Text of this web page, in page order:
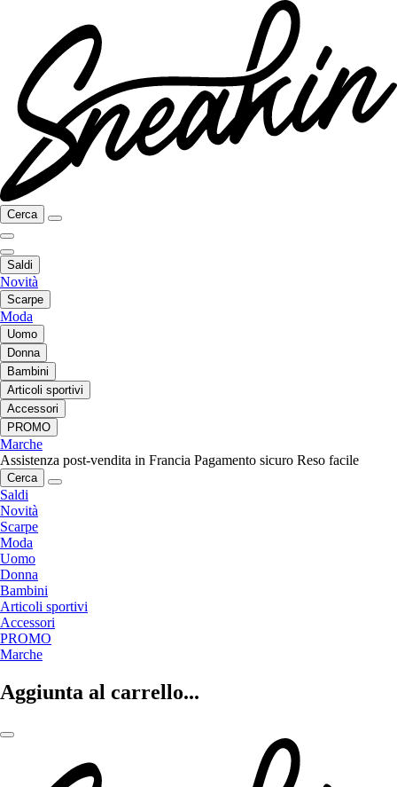
Cerca
Saldi
Novità
Scarpe
Moda
Uomo
Donna
Bambini
Articoli sportivi
Accessori
PROMO
Marche
Assistenza post-vendita in Francia Pagamento sicuro Reso facile
Cerca
Saldi
Novità
Scarpe
Moda
Uomo
Donna
Bambini
Articoli sportivi
Accessori
PROMO
Marche
Aggiunta al carrello...